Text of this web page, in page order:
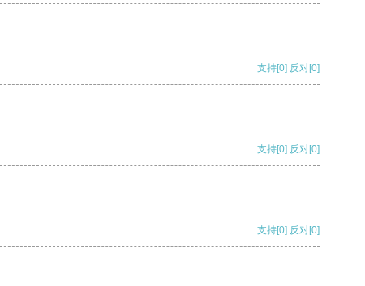
支持[0] 反对[0]
支持[0] 反对[0]
支持[0] 反对[0]